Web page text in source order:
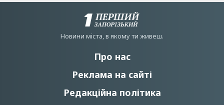
Новини мiста, в якому ти живеш.
Про нас
Реклама на сайті
Редакційна політика